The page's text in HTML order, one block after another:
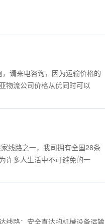
请来电咨询，因为运输价格的
物流公司价格从优同时可以
线路之一，我司拥有全国28条
许多人生活中不可避免的一
线路：安全直达的机械设备运输